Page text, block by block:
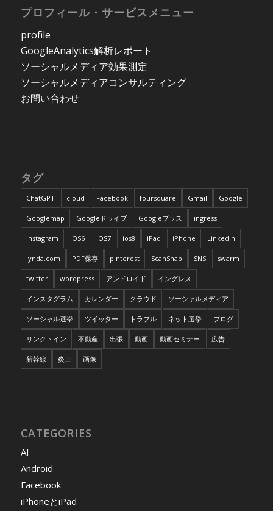
プロフィール・サービスメニュー
profile
GoogleAnalytics解析レポート
ソーシャルメディア効果測定
ソーシャルメディアコンサルティング
お問い合わせ
タグ
ChatGPT cloud Facebook foursquare Gmail Google
Googlemap Googleドライブ Googleプラス ingress
instagram iOS6 iOS7 ios8 iPad iPhone LinkedIn
lynda.com PDF保存 pinterest ScanSnap SNS swarm
twitter wordpress アンドロイド イングレス
インスタグラム カレンダー クラウド ソーシャルメディア
ソーシャル選挙 ツイッター トラブル ネット選挙 ブログ
リンクトイン 不動産 出張 動画 動画セミナー 広告
新幹線 炎上 画像
CATEGORIES
AI
Android
Facebook
iPhoneとiPad